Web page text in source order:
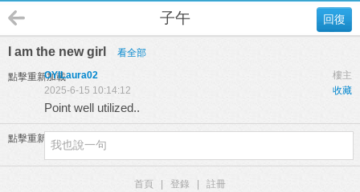
回復
子午
I am the new girl 看全部
點擊重新加載 樓主
OYILaura02
收藏
2025-6-15 10:14:12
Point well utilized..
點擊重新加載
首頁 登錄
註冊